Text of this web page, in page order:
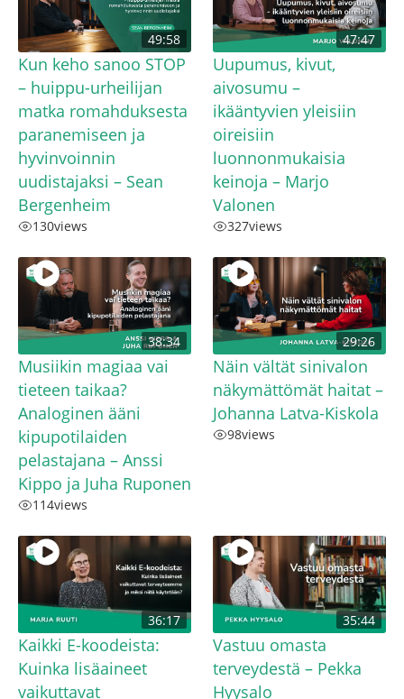
49:58
Kun keho sanoo STOP
– huippu-urheilijan
matka romahduksesta
paranemiseen ja
hyvinvoinnin
uudistajaksi – Sean
Bergenheim
130views
47:47
Uupumus, kivut,
aivosumu –
ikääntyvien yleisiin
oireisiin
luonnonmukaisia
keinoja – Marjo
Valonen
327views
38:34
Musiikin magiaa vai
tieteen taikaa?
Analoginen ääni
kipupotilaiden
pelastajana – Anssi
Kippo ja Juha Ruponen
114views
29:26
Näin vältät sinivalon
näkymättömät haitat –
Johanna Latva-Kiskola
98views
36:17
Kaikki E-koodeista:
Kuinka lisäaineet
vaikuttavat
35:44
Vastuu omasta
terveydestä – Pekka
Hyysalo